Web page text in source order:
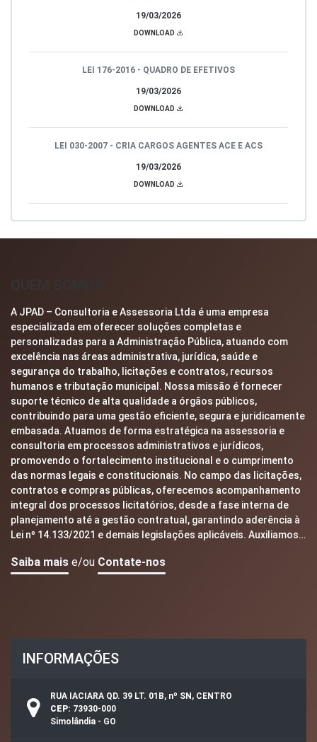
19/03/2026
DOWNLOAD
19/03/2026
LEI 176-2016 - QUADRO DE EFETIVOS
DOWNLOAD
19/03/2026
LEI 030-2007 - CRIA CARGOS AGENTES ACE E ACS
DOWNLOAD
A JPAD – Consultoria e Assessoria Ltda é uma empresa
especializada em oferecer soluções completas e
personalizadas para a Administração Pública, atuando com
excelência nas áreas administrativa, jurídica, saúde e
segurança do trabalho, licitações e contratos, recursos
humanos e tributação municipal. Nossa missão é fornecer
suporte técnico de alta qualidade a órgãos públicos,
contribuindo para uma gestão eficiente, segura e juridicamente
embasada. Atuamos de forma estratégica na assessoria e
consultoria em processos administrativos e jurídicos,
promovendo o fortalecimento institucional e o cumprimento
das normas legais e constitucionais. No campo das licitações,
contratos e compras públicas, oferecemos acompanhamento
integral dos processos licitatórios, desde a fase interna de
planejamento até a gestão contratual, garantindo aderência à
Lei nº 14.133/2021 e demais legislações aplicáveis. Auxiliamos…
Saiba mais e/ou Contate-nos
INFORMAÇÕES
RUA IACIARA QD. 39 LT. 01B, nº SN, CENTRO
CEP: 73930-000
Simolândia - GO